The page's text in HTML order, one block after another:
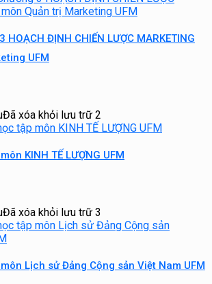
ĐỊNH CHIẾN LƯỢC MARKETING
UFM
Đã xóa khỏi lưu trữ 2
KINH TẾ LƯỢNG UFM
Đã xóa khỏi lưu trữ 3
Lịch sử Đảng Cộng sản Việt Nam UFM